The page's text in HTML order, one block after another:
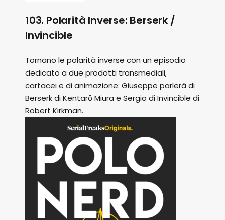
103. Polarità Inverse: Berserk /
Invincible
Tornano le polarità inverse con un episodio
dedicato a due prodotti transmediali,
cartacei e di animazione: Giuseppe parlerà di
Berserk di Kentarō Miura e Sergio di Invincible di
Robert Kirkman.